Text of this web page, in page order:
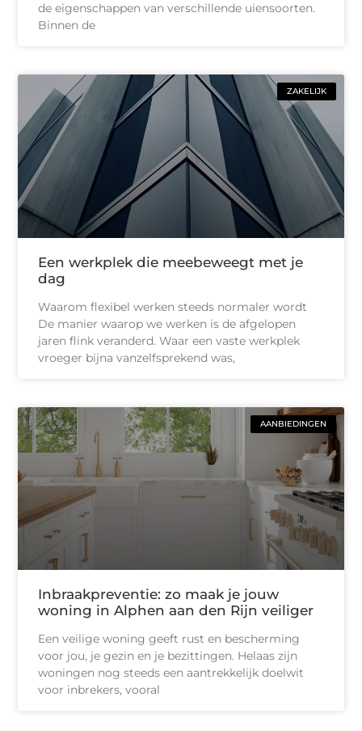
de eigenschappen van verschillende uiensoorten.
Binnen de
ZAKELIJK
Een werkplek die meebeweegt met je
dag
Waarom flexibel werken steeds normaler wordt
De manier waarop we werken is de afgelopen
jaren flink veranderd. Waar een vaste werkplek
vroeger bijna vanzelfsprekend was,
AANBIEDINGEN
Inbraakpreventie: zo maak je jouw
woning in Alphen aan den Rijn veiliger
Een veilige woning geeft rust en bescherming
voor jou, je gezin en je bezittingen. Helaas zijn
woningen nog steeds een aantrekkelijk doelwit
voor inbrekers, vooral